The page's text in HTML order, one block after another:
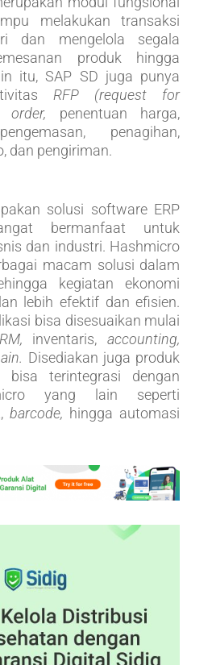
melakukan transaksi
dan mengelola segala
produk hingga
itu, SAP SD juga punya
RFP (request for
order, penentuan harga,
pengemasan, penagihan,
dan pengiriman.
solusi software ERP
bermanfaat untuk
dan industri. Hashmicro
macam solusi dalam
kegiatan ekonomi
lebih efektif dan efisien.
bisa disesuaikan mulai
inventaris,accounting,
Disediakan juga produk
bisa terintegrasi dengan
yang lain seperti
barcode, hingga automasi